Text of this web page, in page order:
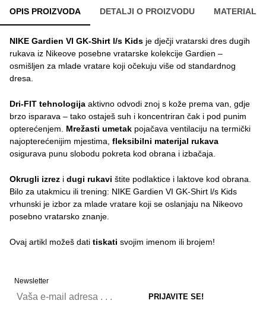
OPIS PROIZVODA DETALJI O PROIZVODU MATERIAL
NIKE Gardien VI GK-Shirt l/s Kids je dječji vratarski dres dugih
rukava iz Nikeove posebne vratarske kolekcije Gardien –
osmišljen za mlade vratare koji očekuju više od standardnog
dresa.
Dri-FIT tehnologija aktivno odvodi znoj s kože prema van, gdje
brzo isparava – tako ostaješ suh i koncentriran čak i pod punim
opterećenjem. Mrežasti umetak pojačava ventilaciju na termički
najopterećenijim mjestima, fleksibilni materijal rukava
osigurava punu slobodu pokreta kod obrana i izbačaja.
Okrugli izrez i dugi rukavi štite podlaktice i laktove kod obrana.
Bilo za utakmicu ili trening: NIKE Gardien VI GK-Shirt l/s Kids
vrhunski je izbor za mlade vratare koji se oslanjaju na Nikeovo
posebno vratarsko znanje.
Ovaj artikl možeš dati tiskati svojim imenom ili brojem!
Newsletter